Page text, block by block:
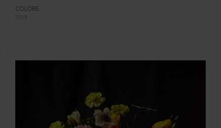
COLORE
2019